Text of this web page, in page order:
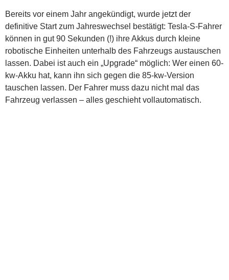
Bereits vor einem Jahr angekündigt, wurde jetzt der
definitive Start zum Jahreswechsel bestätigt: Tesla-S-Fahrer
können in gut 90 Sekunden (!) ihre Akkus durch kleine
robotische Einheiten unterhalb des Fahrzeugs austauschen
lassen. Dabei ist auch ein „Upgrade“ möglich: Wer einen 60-
kw-Akku hat, kann ihn sich gegen die 85-kw-Version
tauschen lassen. Der Fahrer muss dazu nicht mal das
Fahrzeug verlassen – alles geschieht vollautomatisch.